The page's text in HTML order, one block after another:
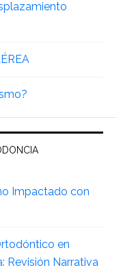
Impactado con
en
Revisión Narrativa